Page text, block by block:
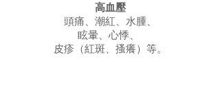
高血壓
頭痛、潮紅、水腫、
眩暈、 心悸、
皮疹（紅斑、搔癢）等。